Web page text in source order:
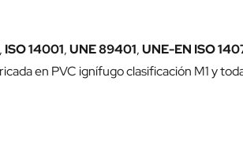
, ISO 14001,UNE 89401,UNE-EN ISO
en PVC ignífugo clasificación M1 y